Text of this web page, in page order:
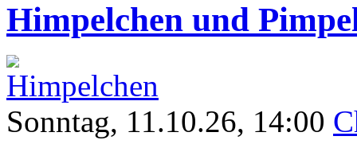
Himpelchen und
Sonntag, 11.10.26, 14:00